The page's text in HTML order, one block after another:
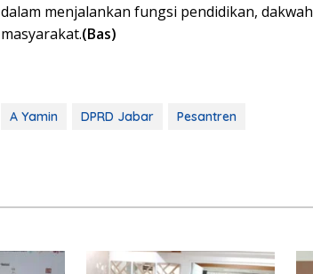
dalam menjalankan fungsi pendidikan,
masyarakat.(Bas)
A Yamin DPRD Jabar Pesantren